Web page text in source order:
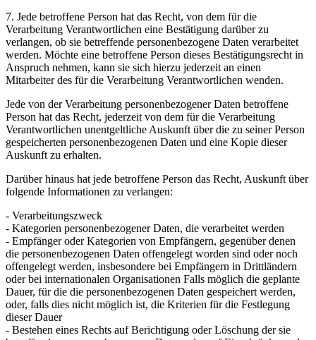
7. Jede betroffene Person hat das Recht, von dem für die
Verarbeitung Verantwortlichen eine Bestätigung darüber zu
verlangen, ob sie betreffende personenbezogene Daten verarbeitet
werden. Möchte eine betroffene Person dieses Bestätigungsrecht in
Anspruch nehmen, kann sie sich hierzu jederzeit an einen
Mitarbeiter des für die Verarbeitung Verantwortlichen wenden.
Jede von der Verarbeitung personenbezogener Daten betroffene
Person hat das Recht, jederzeit von dem für die Verarbeitung
Verantwortlichen unentgeltliche Auskunft über die zu seiner Person
gespeicherten personenbezogenen Daten und eine Kopie dieser
Auskunft zu erhalten.
Darüber hinaus hat jede betroffene Person das Recht, Auskunft über
folgende Informationen zu verlangen:
- Verarbeitungszweck
- Kategorien personenbezogener Daten, die verarbeitet werden
- Empfänger oder Kategorien von Empfängern, gegenüber denen
die personenbezogenen Daten offengelegt worden sind oder noch
offengelegt werden, insbesondere bei Empfängern in Drittländern
oder bei internationalen Organisationen Falls möglich die geplante
Dauer, für die die personenbezogenen Daten gespeichert werden,
oder, falls dies nicht möglich ist, die Kriterien für die Festlegung
dieser Dauer
- Bestehen eines Rechts auf Berichtigung oder Löschung der sie